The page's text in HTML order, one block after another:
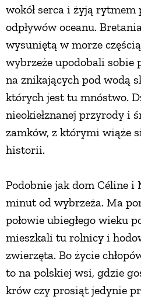
wokół serca i żyją rytmem
odpływów oceanu.
wysuniętą w morze
wybrzeże upodobali
na znikających pod wodą
których jest tu mnóstwo.
nieokiełznanej przyrody i
zamków, z którymi wiąże
historii.
Podobnie jak dom Céline i
minut od wybrzeża. Ma
połowie ubiegłego wieku
mieszkali tu rolnicy i
zwierzęta. Bo życie
to na polskiej wsi, gdzie
krów czy prosiąt jedynie
DANIA
CIASTA I